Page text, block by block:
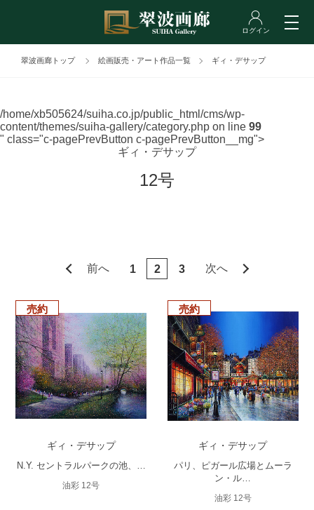
翠波画廊トップ 絵画販売・アート作品一覧 ギィ・デサップ
/home/xb505624/suiha.co.jp/public_html/cms/wp-
content/themes/suiha-gallery/category.php on line 99
" class="c-pagePrevButton c-pagePrevButton__mg">
ギィ・デサップ
12号
前へ 1 2 3 次へ
売約
ギィ・デサップ
N.Y. セントラルパークの池、…
油彩 12号
売約
ギィ・デサップ
パリ、ピガール広場とムーラ
ン・ル…
油彩 12号